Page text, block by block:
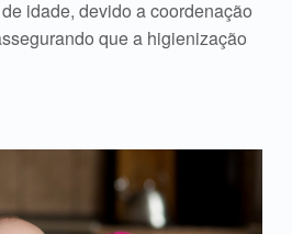
idade, devido a coordenação
que a higienização